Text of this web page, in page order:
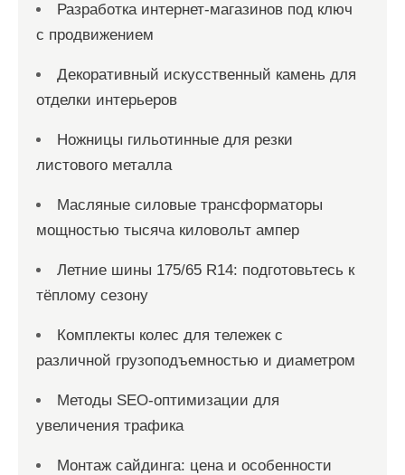
Разработка интернет-магазинов под ключ
с продвижением
Декоративный искусственный камень для
отделки интерьеров
Ножницы гильотинные для резки
листового металла
Масляные силовые трансформаторы
мощностью тысяча киловольт ампер
Летние шины 175/65 R14: подготовьтесь к
тёплому сезону
Комплекты колес для тележек с
различной грузоподъемностью и диаметром
Методы SEO-оптимизации для
увеличения трафика
Монтаж сайдинга: цена и особенности